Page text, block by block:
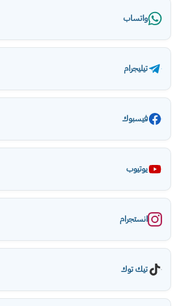
واتساب
تيليجرام
فيسبوك
يوتيوب
انستجرام
تيك توك